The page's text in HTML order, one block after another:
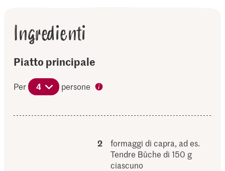
Ingredienti
Piatto principale
Per 4 persone
2
formaggi di capra, ad es.
Tendre Bûche di 150 g
ciascuno